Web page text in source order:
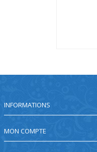
INFORMATIONS
MON COMPTE